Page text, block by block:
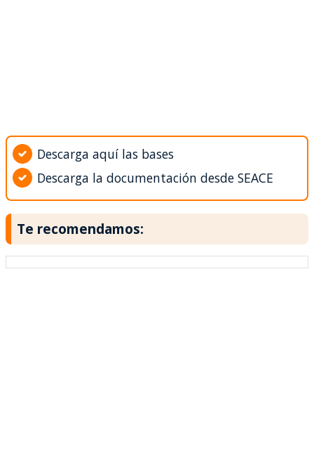
Descarga aquí las bases
Descarga la documentación desde SEACE
Te recomendamos: